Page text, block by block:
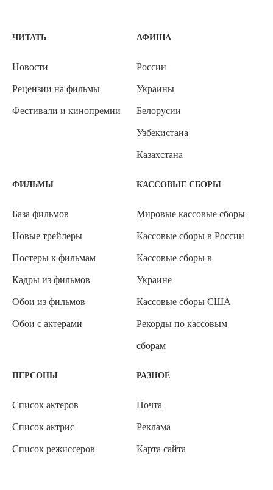
ЧИТАТЬ
Новости
Рецензии на фильмы
Фестивали и кинопремии
АФИША
России
Украины
Белорусии
Узбекистана
Казахстана
ФИЛЬМЫ
База фильмов
Новые трейлеры
Постеры к фильмам
Кадры из фильмов
Обои из фильмов
Обои с актерами
КАССОВЫЕ СБОРЫ
Мировые кассовые сборы
Кассовые сборы в России
Кассовые сборы в
Украине
Кассовые сборы США
Рекорды по кассовым
сборам
ПЕРСОНЫ
Список актеров
Список актрис
Список режиссеров
РАЗНОЕ
Почта
Реклама
Карта сайта